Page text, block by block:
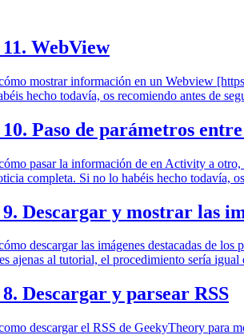
WebView
mostrar información en un Webview
hecho todavía, os recomiendo antes de
Paso de parámetros
pasar la información de en Activity a
completa. Si no lo habéis hecho todavía, os
Descargar y mostrar las
descargar las imágenes destacadas de
ajenas al tutorial, el procedimiento sería igual
Descargar y parsear RSS
descargar el RSS de GeekyTheory para